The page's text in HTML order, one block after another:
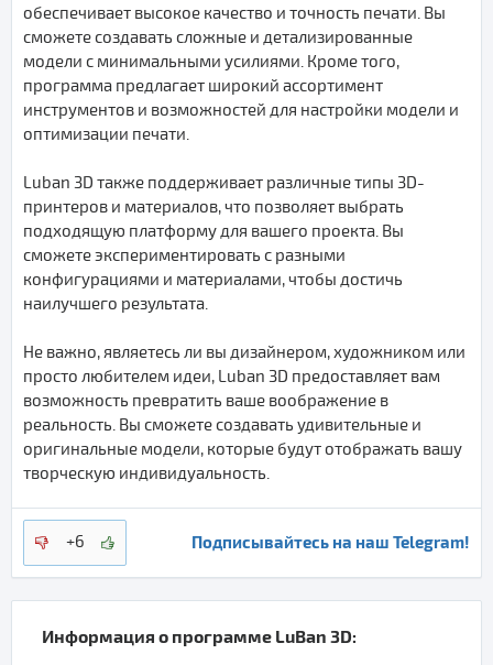
обеспечивает высокое качество и точность печати. Вы
сможете создавать сложные и детализированные
модели с минимальными усилиями. Кроме того,
программа предлагает широкий ассортимент
инструментов и возможностей для настройки модели и
оптимизации печати.
Luban 3D также поддерживает различные типы 3D-
принтеров и материалов, что позволяет выбрать
подходящую платформу для вашего проекта. Вы
сможете экспериментировать с разными
конфигурациями и материалами, чтобы достичь
наилучшего результата.
Не важно, являетесь ли вы дизайнером, художником или
просто любителем идеи, Luban 3D предоставляет вам
возможность превратить ваше воображение в
реальность. Вы сможете создавать удивительные и
оригинальные модели, которые будут отображать вашу
творческую индивидуальность.
+6 Подписывайтесь на наш Telegram!
Информация о программе LuBan 3D: